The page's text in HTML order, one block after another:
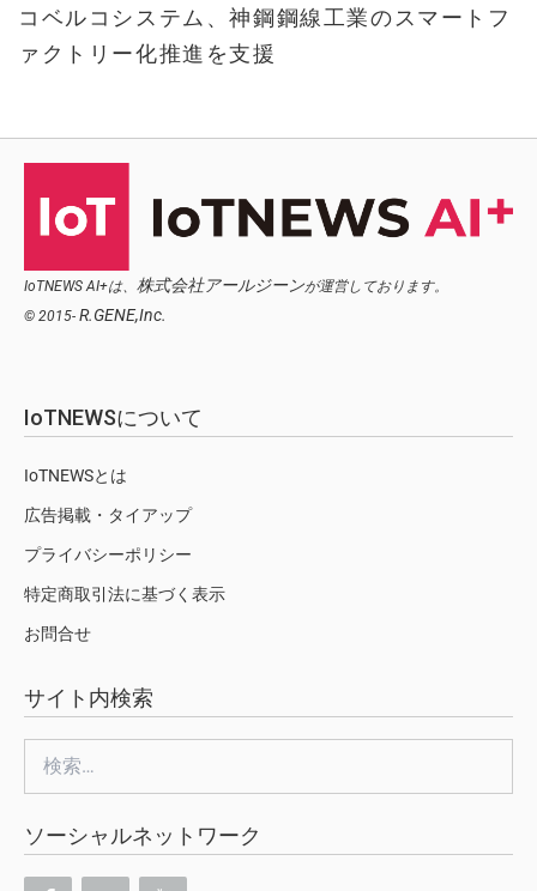
コベルコシステム、神鋼鋼線工業のスマートフ
ァクトリー化推進を支援
IoTNEWS AI+は、 株式会社アールジーンが運営しております。
© 2015- R.GENE,Inc.
IoTNEWSについて
IoTNEWSとは
広告掲載・タイアップ
プライバシーポリシー
特定商取引法に基づく表示
お問合せ
サイト内検索
索:
ソーシャルネットワーク